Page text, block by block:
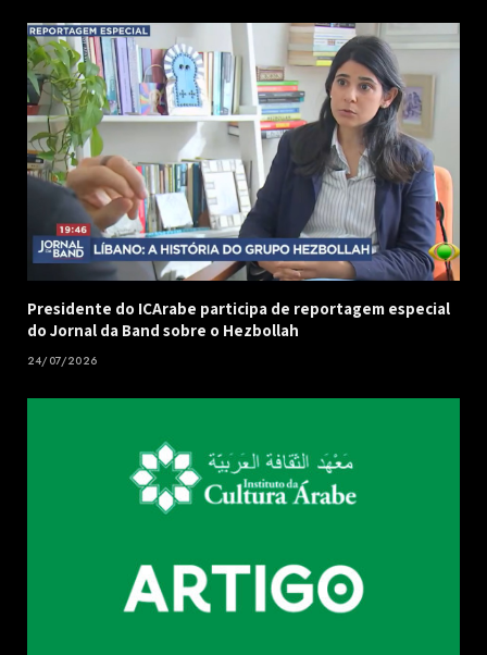
Presidente do ICArabe participa de reportagem especial
do Jornal da Band sobre o Hezbollah
24/07/2026